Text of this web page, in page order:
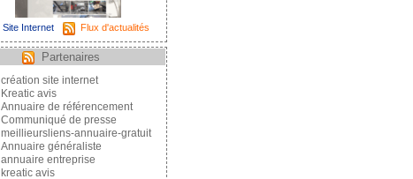
Site Internet Flux d'actualités
Partenaires
création site internet
Kreatic avis
Annuaire de référencement
Communiqué de presse
meillieursliens-annuaire-gratuit
Annuaire généraliste
annuaire entreprise
kreatic avis